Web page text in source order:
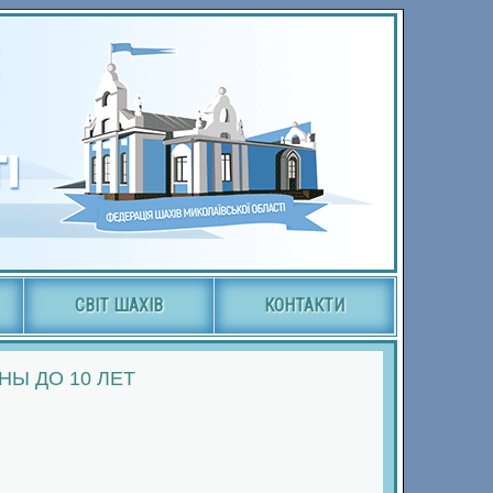
СВІТ ШАХІВ КОНТАКТИ
ДО 10 ЛЕТ